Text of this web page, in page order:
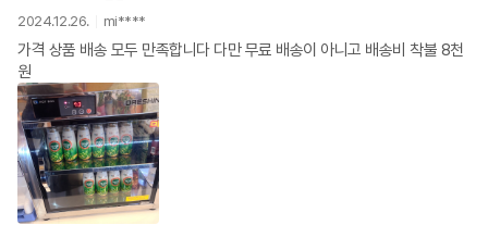
2024.12.26. mi****
가격 상품 배송 모두 만족합니다 다만 무료 배송이 아니고 배송비 착불 8천
원